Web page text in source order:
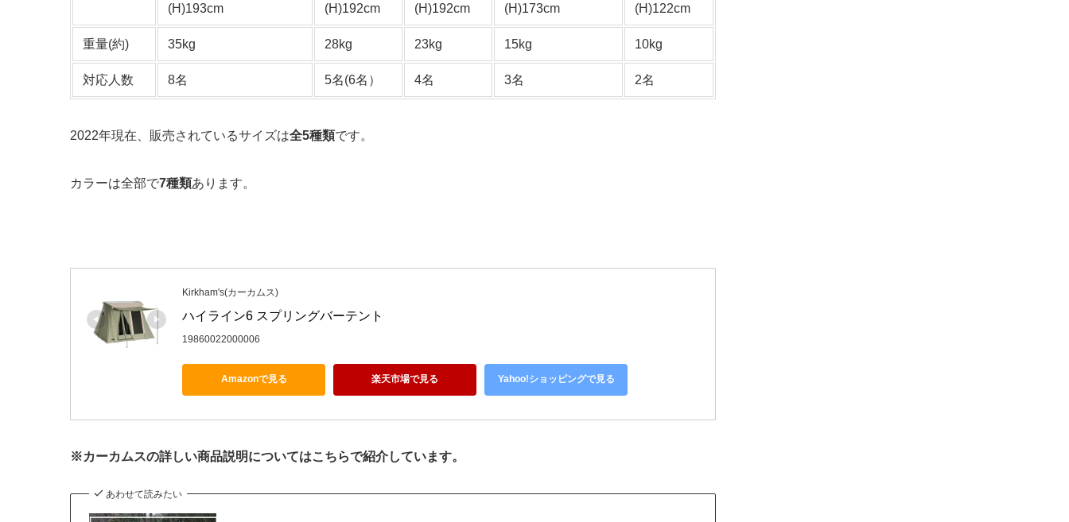
(H)193cm
(H)192cm
(H)192cm
(H)173cm
(H)122cm
重量(約) 35kg 28kg 23kg 15kg 10kg
対応人数 8名 5名(6名） 4名 3名 2名
2022年現在、販売されているサイズは全5種類です。
カラーは全部で7種類あります。
Kirkham's(カーカムス)
ハイライン6 スプリングバーテント
19860022000006
Amazonで見る 楽天市場で見る Yahoo!ショッピングで見る
※カーカムスの詳しい商品説明についてはこちらで紹介しています。
あわせて読みたい